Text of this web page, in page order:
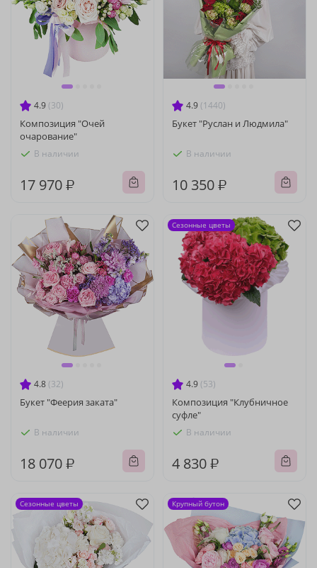
4.9 (30)
Композиция "Очей
очарование"
В наличии
17 970 ₽
4.9 (1440)
Букет "Руслан и Людмила"
В наличии
10 350 ₽
4.8 (32)
Букет "Феерия заката"
В наличии
18 070 ₽
4.9 (53)
Композиция "Клубничное
суфле"
В наличии
4 830 ₽
Сезонные цветы
Сезонные цветы Крупный бутон